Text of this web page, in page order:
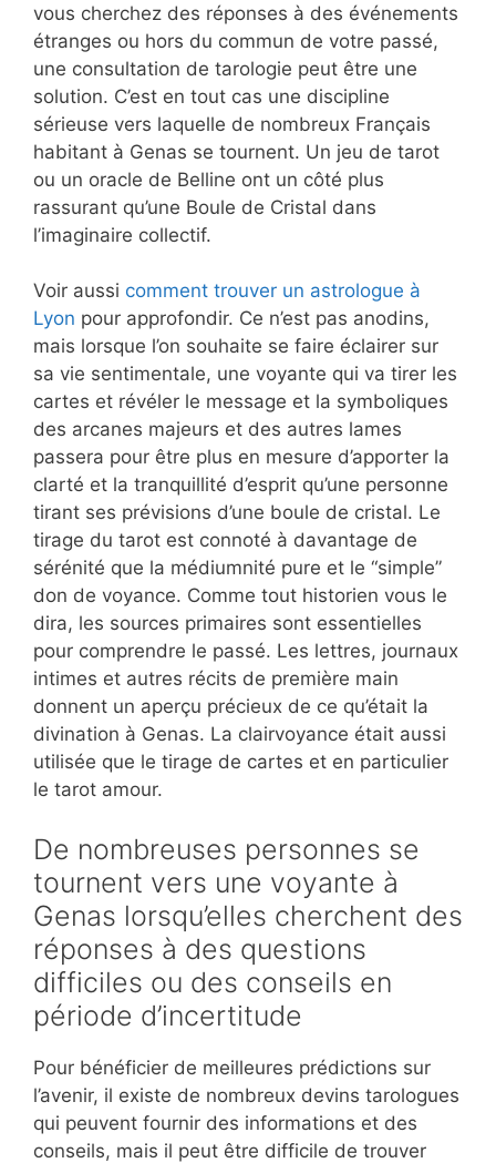
vous cherchez des réponses à des événements
étranges ou hors du commun de votre passé,
une consultation de tarologie peut être une
solution. C’est en tout cas une discipline
sérieuse vers laquelle de nombreux Français
habitant à Genas se tournent. Un jeu de tarot
ou un oracle de Belline ont un côté plus
rassurant qu’une Boule de Cristal dans
l’imaginaire collectif.
Voir aussi comment trouver un astrologue à
Lyon pour approfondir. Ce n’est pas anodins,
mais lorsque l’on souhaite se faire éclairer sur
sa vie sentimentale, une voyante qui va tirer les
cartes et révéler le message et la symboliques
des arcanes majeurs et des autres lames
passera pour être plus en mesure d’apporter la
clarté et la tranquillité d’esprit qu’une personne
tirant ses prévisions d’une boule de cristal. Le
tirage du tarot est connoté à davantage de
sérénité que la médiumnité pure et le “simple”
don de voyance. Comme tout historien vous le
dira, les sources primaires sont essentielles
pour comprendre le passé. Les lettres, journaux
intimes et autres récits de première main
donnent un aperçu précieux de ce qu’était la
divination à Genas. La clairvoyance était aussi
utilisée que le tirage de cartes et en particulier
le tarot amour.
De nombreuses personnes se
tournent vers une voyante à
Genas lorsqu’elles cherchent des
réponses à des questions
difficiles ou des conseils en
période d’incertitude
Pour bénéficier de meilleures prédictions sur
l’avenir, il existe de nombreux devins tarologues
qui peuvent fournir des informations et des
conseils, mais il peut être difficile de trouver